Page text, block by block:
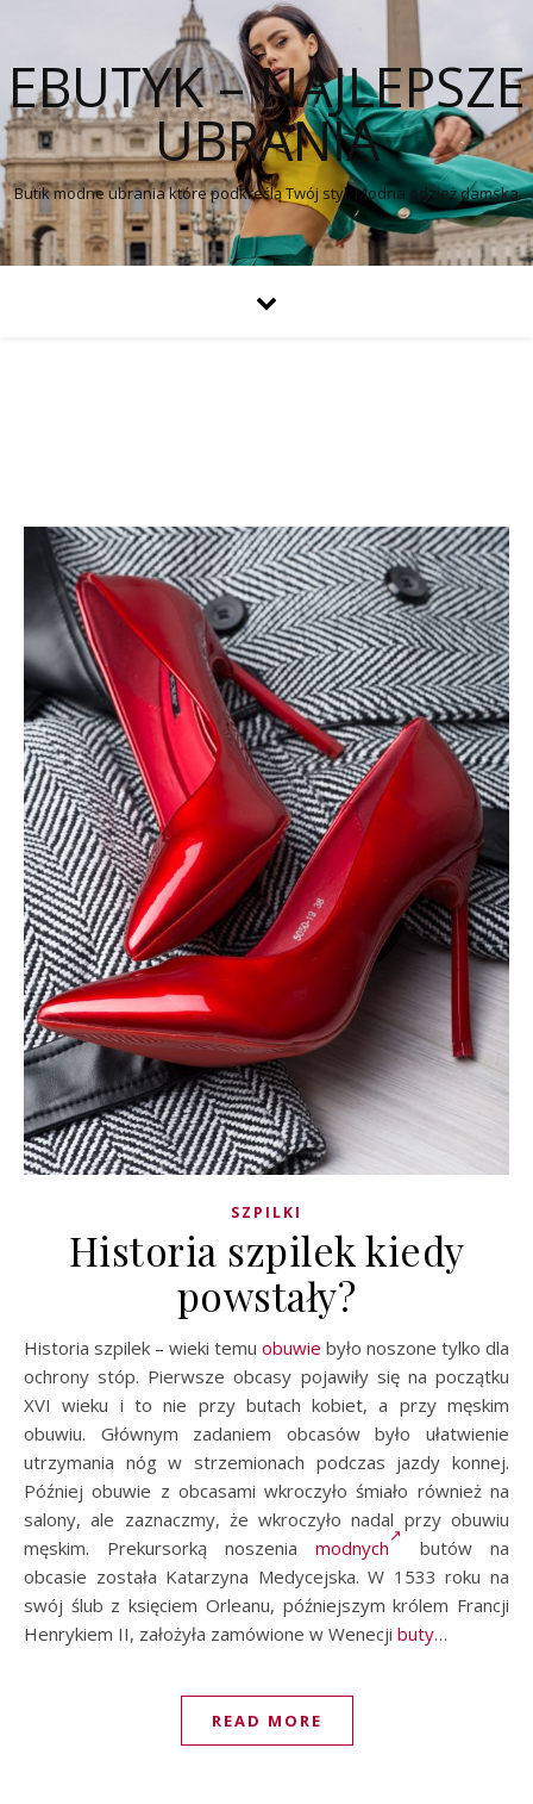
EBUTYK – NAJLEPSZE
UBRANIA
Butik modne ubrania które podkreślą Twój styl. Modna odzież damska
SZPILKI
Historia szpilek kiedy
powstały?
Historia szpilek – wieki temu obuwie było noszone tylko dla
ochrony stóp. Pierwsze obcasy pojawiły się na początku
XVI wieku i to nie przy butach kobiet, a przy męskim
obuwiu. Głównym zadaniem obcasów było ułatwienie
utrzymania nóg w strzemionach podczas jazdy konnej.
Później obuwie z obcasami wkroczyło śmiało również na
salony, ale zaznaczmy, że wkroczyło nadal przy obuwiu
męskim. Prekursorką noszenia modnych
butów na
obcasie została Katarzyna Medycejska. W 1533 roku na
swój ślub z księciem Orleanu, późniejszym królem Francji
Henrykiem II, założyła zamówione w Wenecji buty…
READ MORE